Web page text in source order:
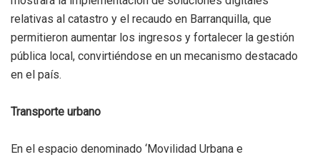
relativas al catastro y el recaudo en Barranquilla, que
permitieron aumentar los ingresos y fortalecer la gestión
pública local, convirtiéndose en un mecanismo destacado
en el país.
Transporte urbano
En el espacio denominado ‘Movilidad Urbana e